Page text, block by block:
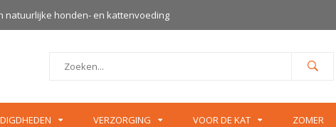
natuurlijke honden- en kattenvoeding
VERZORGING VOOR DE KAT ZOMER